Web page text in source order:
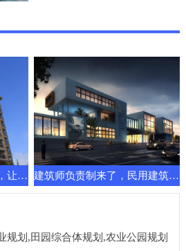
深圳钢结构房屋安全检测，让建筑换发新的功能要求 建筑师负责制来了，民用建筑先行一步！天堂还是地狱
规划,田园综合体规划,农业公园规划